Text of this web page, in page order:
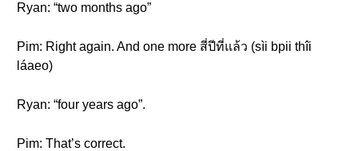
Ryan: “two months ago”
Pim: Right again. And one more สี่ปีที่แล้ว (sìi bpii thîi
láaeo)
Ryan: “four years ago”.
Pim: That’s correct.